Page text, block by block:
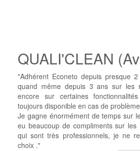
QUALI'CLEAN
"Adhérent Econeto depuis presque
quand même depuis 3 ans sur les
encore sur certaines fonctionnalités
toujours disponible en cas de
Je gagne énormément de temps sur
eu beaucoup de compliments sur les
qui sont très professionnels, je ne
choix ."